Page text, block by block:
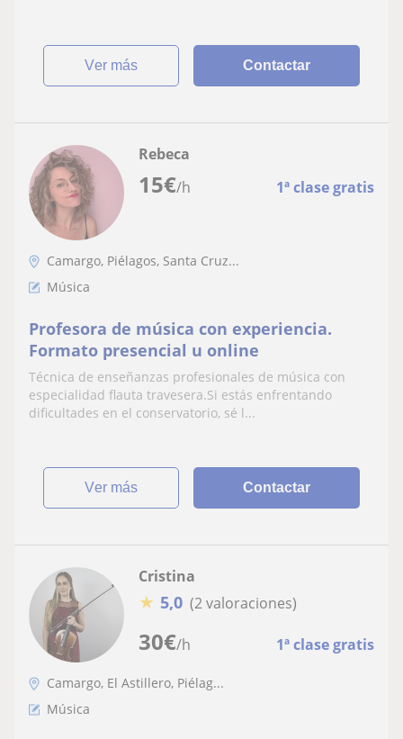
ver más Contactar
15€/h 1ª clase gratis
Rebeca
Camargo, Piélagos, Santa Cruz...
Música
Profesora de música con experiencia.
Formato presencial u online
Técnica de enseñanzas profesionales de música con
especialidad flauta travesera.Si estás enfrentando
dificultades en el conservatorio, sé l...
ver más Contactar
30€/h 1ª clase gratis
Cristina
★ 5,0 (2 valoraciones)
Camargo, El Astillero, Piélag...
Música